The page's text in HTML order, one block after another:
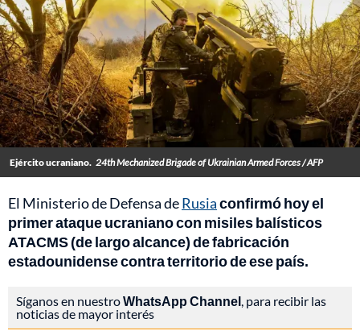
Ejército ucraniano. 24th Mechanized Brigade of Ukrainian Armed Forces / AFP
El Ministerio de Defensa deRusiaconfirmó hoy el
primer ataque ucraniano con misiles balísticos
ATACMS (de largo alcance) de fabricación
estadounidense contra territorio de ese país.
Síganos en nuestroWhatsApp Channel, para recibir las
noticias de mayor interés